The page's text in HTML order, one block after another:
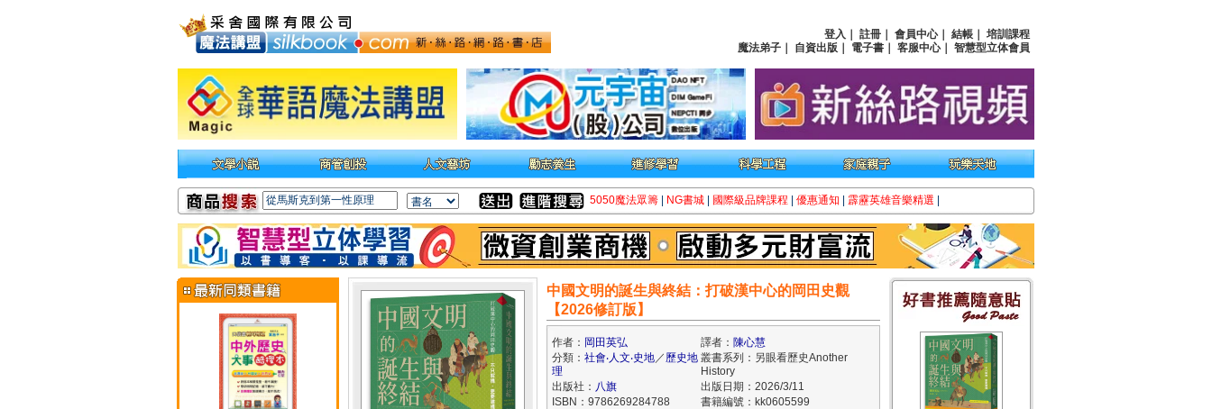
登入 註冊 會員中心｜ 結帳
培訓課程
魔法弟子
自資出版 電子書 客服中心｜ 智慧型立体會員
5050魔法眾籌 NG書城 國際級品牌課程 優惠通知 霹靂英雄音樂精選
中國文明的誕生與終結：打破漢中心的岡田史觀
【2026修訂版】
作者： 岡田英弘 譯者： 陳心慧
分類： 社會‧人文‧史地／ 歷史地
理
叢書系列：另眼看歷史Another
History
出版社： 八旗
出版日期：2026/3/11
ISBN：9786269284788
書籍編號：kk0605599